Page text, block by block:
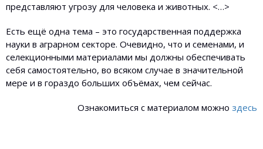
представляют угрозу для человека и животных. <…>
Есть ещё одна тема – это государственная поддержка
науки в аграрном секторе. Очевидно, что и семенами, и
селекционными материалами мы должны обеспечивать
себя самостоятельно, во всяком случае в значительной
мере и в гораздо больших объёмах, чем сейчас.
Ознакомиться с материалом можно здесь